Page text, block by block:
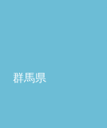
群馬県